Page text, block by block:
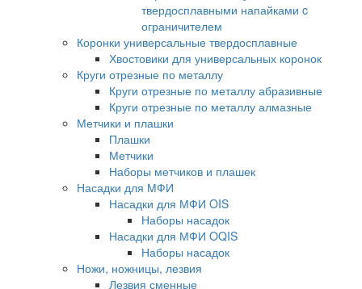
твердосплавными напайками c
ограничителем
Коронки универсальные твердосплавные
Хвостовики для универсальных коронок
Круги отрезные по металлу
Круги отрезные по металлу абразивные
Круги отрезные по металлу алмазные
Метчики и плашки
Плашки
Метчики
Наборы метчиков и плашек
Насадки для МФИ
Насадки для МФИ OIS
Наборы насадок
Насадки для МФИ OQIS
Наборы насадок
Ножи, ножницы, лезвия
Лезвия сменные